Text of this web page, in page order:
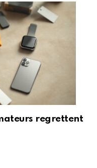
regrettent